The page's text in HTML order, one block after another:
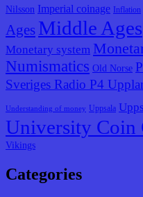
Nilsson Imperial coinage Inflation
Ages Middle Ages
Monetary system
Numismatics Old Norse
Sveriges Radio P4
Understanding of money Uppsala
University Coin
Vikings
Categories